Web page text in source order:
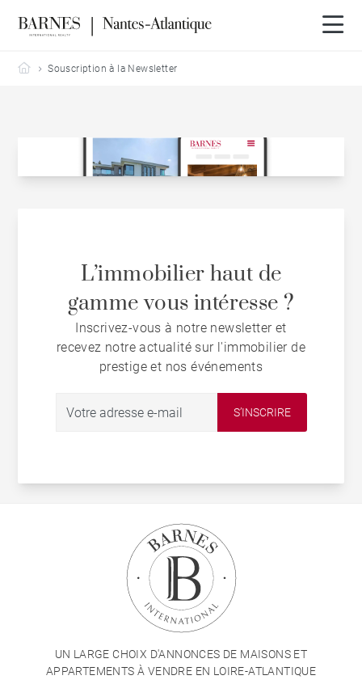
Barnes Nantes-Atlantique
Souscription à la Newsletter
L’immobilier haut de
gamme vous intéresse ?
Inscrivez-vous à notre newsletter et
recevez notre actualité sur l'immobilier de
prestige et nos événements
S’INSCRIRE
UN LARGE CHOIX D'ANNONCES DE MAISONS ET
APPARTEMENTS À VENDRE EN LOIRE-ATLANTIQUE